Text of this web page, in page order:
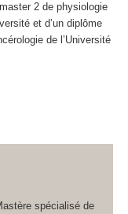
2 de physiologie
et d’un diplôme
de l’Université
spécialisé de